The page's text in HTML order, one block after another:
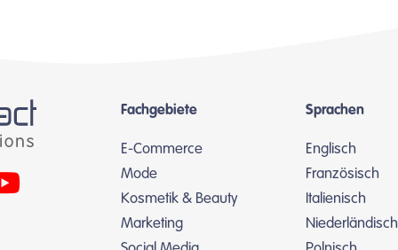
Fachgebiete
E-Commerce
Mode
Kosmetik & Beauty
Marketing
Sprachen
Englisch
Französisch
Italienisch
Niederländisch